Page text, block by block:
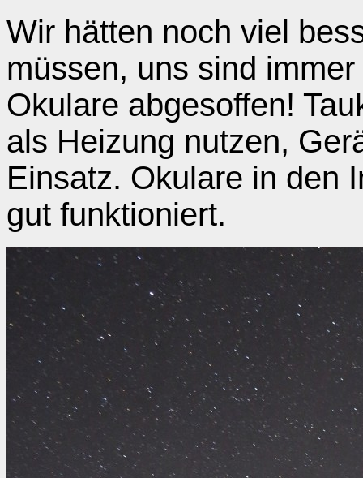
Wir hätten noch viel
müssen, uns sind
Okulare abgesoffen!
als Heizung nutzen,
Einsatz. Okulare in den
gut funktioniert.